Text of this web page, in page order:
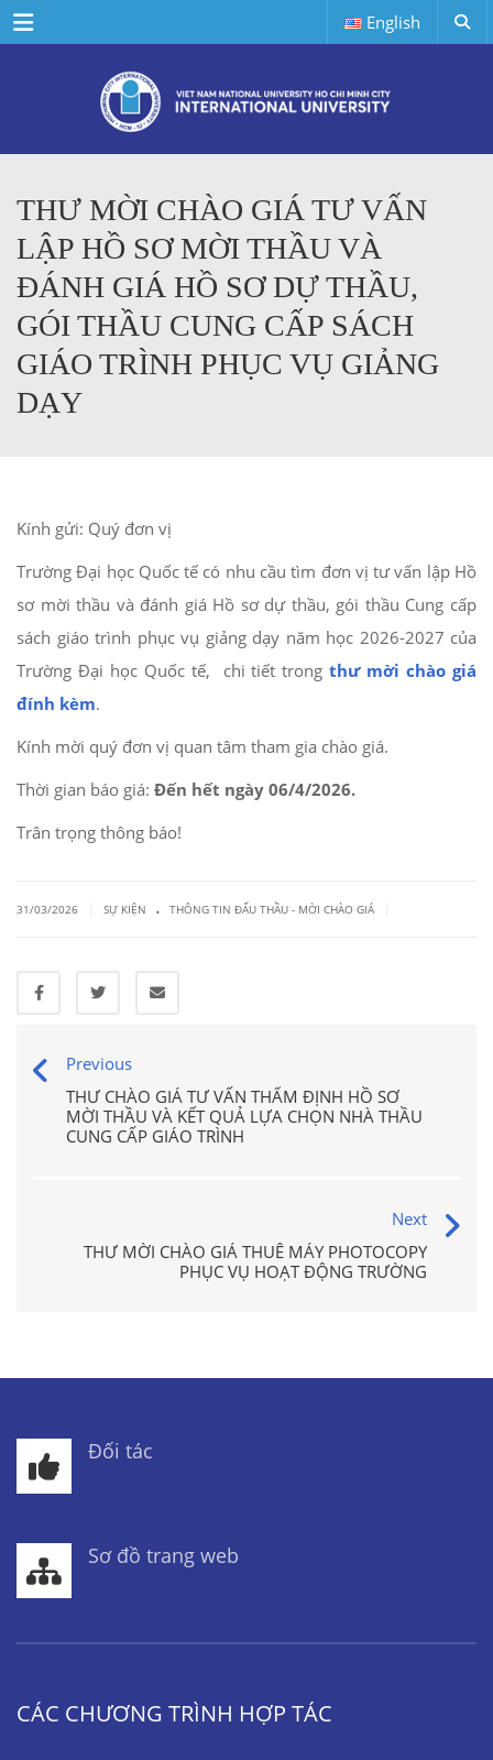
Menu English
THƯ MỜI CHÀO GIÁ TƯ VẤN
LẬP HỒ SƠ MỜI THẦU VÀ
ĐÁNH GIÁ HỒ SƠ DỰ THẦU,
GÓI THẦU CUNG CẤP SÁCH
GIÁO TRÌNH PHỤC VỤ GIẢNG
DẠY
Kính gửi: Quý đơn vị
Trường Đại học Quốc tế có nhu cầu tìm đơn vị tư vấn lập Hồ
sơ mời thầu và đánh giá Hồ sơ dự thầu, gói thầu Cung cấp
sách giáo trình phục vụ giảng dạy năm học 2026-2027 của
Trường Đại học Quốc tế, chi tiết trongthư mời chào giá
đính kèm.
Kính mời quý đơn vị quan tâm tham gia chào giá.
Thời gian báo giá: Đến hết ngày 06/4/2026.
Trân trọng thông báo!
31/03/2026 SỰ KIỆN . THÔNG TIN ĐẤU THẦU - MỜI CHÀO GIÁ
Previous
THƯ CHÀO GIÁ TƯ VẤN THẨM ĐỊNH HỒ SƠ
MỜI THẦU VÀ KẾT QUẢ LỰA CHỌN NHÀ THẦU
CUNG CẤP GIÁO TRÌNH
Next
THƯ MỜI CHÀO GIÁ THUÊ MÁY PHOTOCOPY
PHỤC VỤ HOẠT ĐỘNG TRƯỜNG
Đối tác
Sơ đồ trang web
CÁC CHƯƠNG TRÌNH HỢP TÁC